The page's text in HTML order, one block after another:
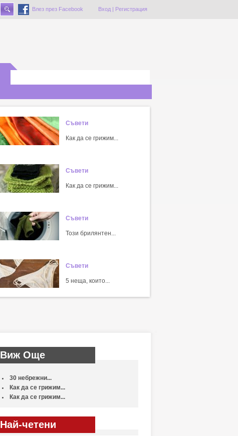
Влез през Facebook Вход| Регистрация
Съвети
Как да се грижим...
Съвети
Как да се грижим...
Съвети
Този брилянтен...
Съвети
5 неща, които...
Виж Още
30 небрежни...
Как да се грижим...
Как да се грижим...
Най-четени